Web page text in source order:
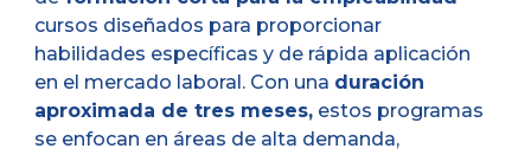
cursos diseñados para proporcionar
habilidades específicas y de rápida aplicación
en el mercado laboral. Con una duración
aproximada de tres meses, estos programas
se enfocan en áreas de alta demanda,